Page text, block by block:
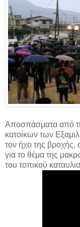
Αποσπάσματα από
κατοίκων των
τον ήχο της βροχής,
για το θέμα της
του τοπικού